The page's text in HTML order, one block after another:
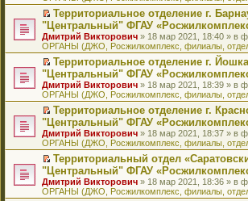
щ
е
н
и
ю
у
с
о
о
б
щ
е
н
и
ю
а
н
н
о
м
у
с
о
о
б
щ
е
н
и
ю
р
о
ч
и
т
а
н
н
о
м
у
с
о
о
б
щ
е
н
и
ю
м
у
н
е
п
р
о
ч
и
т
а
н
н
о
м
у
с
о
о
б
щ
п
е
р
в
о
м
у
н
е
п
р
о
ч
и
т
а
н
н
о
м
у
е
й
т
и
к
п
е
р
в
о
м
у
н
е
п
р
о
ч
и
т
а
П
е
р
е
й
т
и
к
п
е
р
в
о
м
у
н
е
п
р
Территориальное отделение г.
"Центральный" ФГАУ
Дмитрий Викторович » 18 мар 2021, 18:40 » в
ОРГАНЫ (ДЖО, Росжилкомплекс, филиалы,
П
е
р
е
й
т
и
к
п
е
р
в
о
м
Территориальное отделение г.
"Центральный" ФГАУ
Дмитрий Викторович » 18 мар 2021, 18:39 » в
ОРГАНЫ (ДЖО, Росжилкомплекс, филиалы,
П
е
р
е
й
т
и
к
п
Территориальное отделение г.
"Центральный" ФГАУ
Дмитрий Викторович » 18 мар 2021, 18:37 » в
ОРГАНЫ (ДЖО, Росжилкомплекс, филиалы,
П
е
р
е
Территориальный отдел
"Центральный" ФГАУ
Дмитрий Викторович » 18 мар 2021, 18:36 » в
ОРГАНЫ (ДЖО, Росжилкомплекс, филиалы,